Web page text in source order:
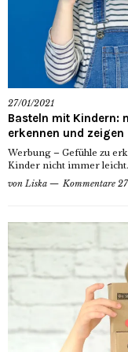
27/01/2021
Basteln mit Kindern:
erkennen und zeigen
Werbung – Gefühle zu
Kinder nicht immer
von Liska Kommentare 27